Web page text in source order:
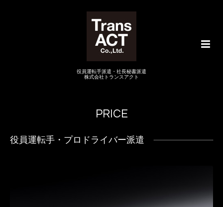
役員運転手派遣・社長秘書派遣
株式会社トランスアクト
PRICE
役員運転手・プロドライバー派遣